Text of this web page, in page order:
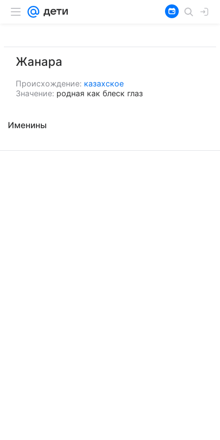
Жанара
Происхождение: казахское
Значение: родная как блеск глаз
Именины